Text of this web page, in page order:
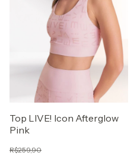
Top LIVE! Icon Afterglow
Pink
R$259,90